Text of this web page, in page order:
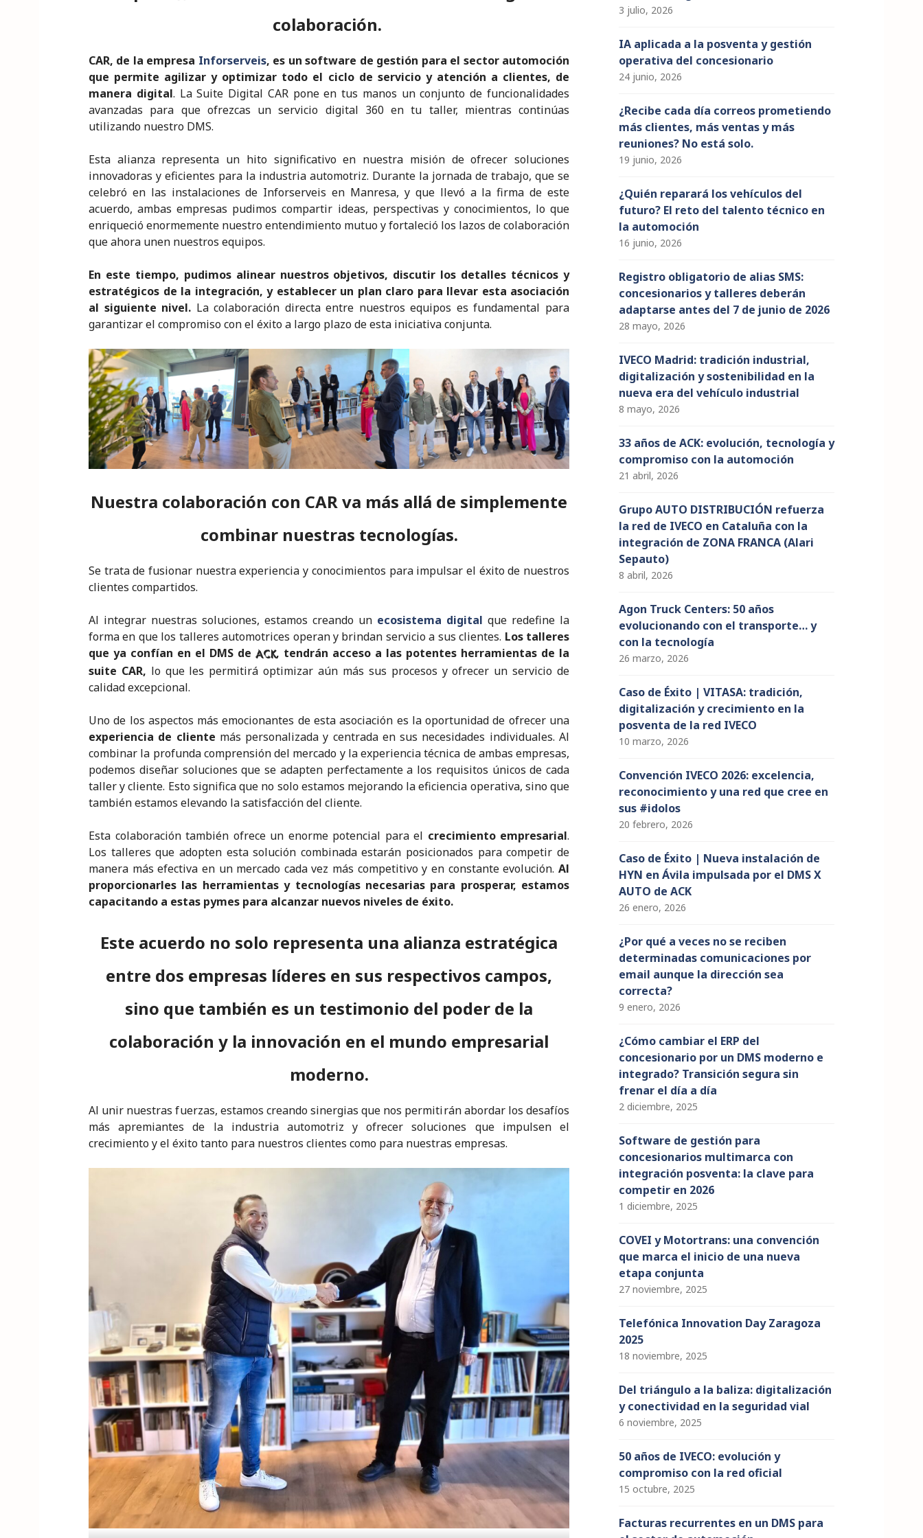
k
p
colaboración.
CAR, de la empresa Inforserveis, es un software de gestión para el sector automoción
que permite agilizar y optimizar todo el ciclo de servicio y atención a clientes, de
manera digital. La Suite Digital CAR pone en tus manos un conjunto de funcionalidades
avanzadas para que ofrezcas un servicio digital 360 en tu taller, mientras continúas
utilizando nuestro DMS.
Esta alianza representa un hito significativo en nuestra misión de ofrecer soluciones
innovadoras y eficientes para la industria automotriz. Durante la jornada de trabajo, que se
celebró en las instalaciones de Inforserveis en Manresa, y que llevó a la firma de este
acuerdo, ambas empresas pudimos compartir ideas, perspectivas y conocimientos, lo que
enriqueció enormemente nuestro entendimiento mutuo y fortaleció los lazos de colaboración
que ahora unen nuestros equipos.
En este tiempo, pudimos alinear nuestros objetivos, discutir los detalles técnicos y
estratégicos de la integración, y establecer un plan claro para llevar esta asociación
al siguiente nivel. La colaboración directa entre nuestros equipos es fundamental para
garantizar el compromiso con el éxito a largo plazo de esta iniciativa conjunta.
Nuestra colaboración con CAR va más allá de simplemente
combinar nuestras tecnologías.
Se trata de fusionar nuestra experiencia y conocimientos para impulsar el éxito de nuestros
clientes compartidos.
Al integrar nuestras soluciones, estamos creando un ecosistema digital que redefine la
forma en que los talleres automotrices operan y brindan servicio a sus clientes. Los talleres
que ya confían en el DMS de ACK, tendrán acceso a las potentes herramientas de la
suite CAR, lo que les permitirá optimizar aún más sus procesos y ofrecer un servicio de
calidad excepcional.
Uno de los aspectos más emocionantes de esta asociación es la oportunidad de ofrecer una
experiencia de cliente más personalizada y centrada en sus necesidades individuales. Al
combinar la profunda comprensión del mercado y la experiencia técnica de ambas empresas,
podemos diseñar soluciones que se adapten perfectamente a los requisitos únicos de cada
taller y cliente. Esto significa que no solo estamos mejorando la eficiencia operativa, sino que
también estamos elevando la satisfacción del cliente.
Esta colaboración también ofrece un enorme potencial para el crecimiento empresarial.
Los talleres que adopten esta solución combinada estarán posicionados para competir de
manera más efectiva en un mercado cada vez más competitivo y en constante evolución. Al
proporcionarles las herramientas y tecnologías necesarias para prosperar, estamos
capacitando a estas pymes para alcanzar nuevos niveles de éxito.
Este acuerdo no solo representa una alianza estratégica
entre dos empresas líderes en sus respectivos campos,
sino que también es un testimonio del poder de la
colaboración y la innovación en el mundo empresarial
moderno.
Al unir nuestras fuerzas, estamos creando sinergias que nos permitirán abordar los desafíos
más apremiantes de la industria automotriz y ofrecer soluciones que impulsen el
crecimiento y el éxito tanto para nuestros clientes como para nuestras empresas.
3 julio, 2026
IA aplicada a la posventa y gestión
operativa del concesionario
24 junio, 2026
¿Recibe cada día correos prometiendo
más clientes, más ventas y más
reuniones? No está solo.
19 junio, 2026
¿Quién reparará los vehículos del
futuro? El reto del talento técnico en
la automoción
16 junio, 2026
Registro obligatorio de alias SMS:
concesionarios y talleres deberán
adaptarse antes del 7 de junio de 2026
28 mayo, 2026
IVECO Madrid: tradición industrial,
digitalización y sostenibilidad en la
nueva era del vehículo industrial
8 mayo, 2026
33 años de ACK: evolución, tecnología y
compromiso con la automoción
21 abril, 2026
Grupo AUTO DISTRIBUCIÓN refuerza
la red de IVECO en Cataluña con la
integración de ZONA FRANCA (Alari
Sepauto)
8 abril, 2026
Agon Truck Centers: 50 años
evolucionando con el transporte… y
con la tecnología
26 marzo, 2026
Caso de Éxito | VITASA: tradición,
digitalización y crecimiento en la
posventa de la red IVECO
10 marzo, 2026
Convención IVECO 2026: excelencia,
reconocimiento y una red que cree en
sus #idolos
20 febrero, 2026
Caso de Éxito | Nueva instalación de
HYN en Ávila impulsada por el DMS X
AUTO de ACK
26 enero, 2026
¿Por qué a veces no se reciben
determinadas comunicaciones por
email aunque la dirección sea
correcta?
9 enero, 2026
¿Cómo cambiar el ERP del
concesionario por un DMS moderno e
integrado? Transición segura sin
frenar el día a día
2 diciembre, 2025
Software de gestión para
concesionarios multimarca con
integración posventa: la clave para
competir en 2026
1 diciembre, 2025
COVEI y Motortrans: una convención
que marca el inicio de una nueva
etapa conjunta
27 noviembre, 2025
Telefónica Innovation Day Zaragoza
2025
18 noviembre, 2025
Del triángulo a la baliza: digitalización
y conectividad en la seguridad vial
6 noviembre, 2025
50 años de IVECO: evolución y
compromiso con la red oficial
15 octubre, 2025
Facturas recurrentes en un DMS para